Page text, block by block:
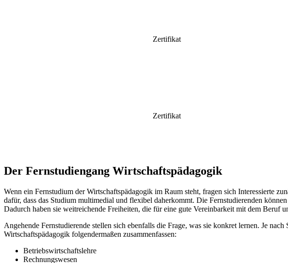
Zertifikat
Zertifikat
Der Fernstudiengang Wirtschaftspädagogik
Wenn ein Fernstudium der Wirtschaftspädagogik im Raum steht, fragen sich Interessierte
dafür, dass das Studium multimedial und flexibel daherkommt. Die Fernstudierenden
Dadurch haben sie weitreichende Freiheiten, die für eine gute Vereinbarkeit mit dem Beruf
Angehende Fernstudierende stellen sich ebenfalls die Frage, was sie konkret lernen. Je
Wirtschaftspädagogik folgendermaßen zusammenfassen:
Betriebswirtschaftslehre
Rechnungswesen